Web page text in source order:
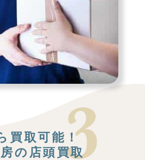
買取可能！
の店頭買取